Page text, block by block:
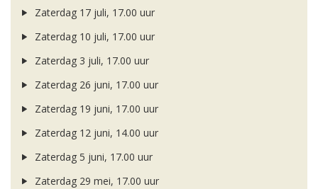
Zaterdag 17 juli, 17.00 uur
Zaterdag 10 juli, 17.00 uur
Zaterdag 3 juli, 17.00 uur
Zaterdag 26 juni, 17.00 uur
Zaterdag 19 juni, 17.00 uur
Zaterdag 12 juni, 14.00 uur
Zaterdag 5 juni, 17.00 uur
Zaterdag 29 mei, 17.00 uur